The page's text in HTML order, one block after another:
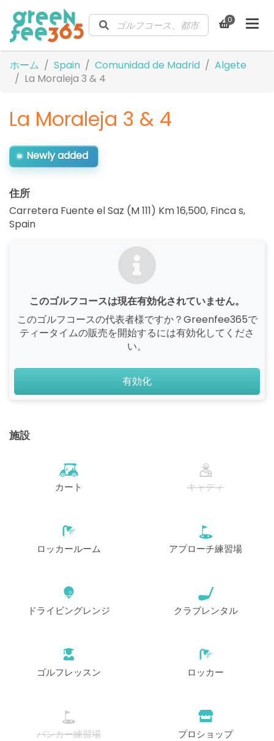
0
ホーム Spain Comunidad de Madrid
Algete
La Moraleja 3 & 4
La Moraleja 3 & 4
Newly added
住所
Carretera Fuente el Saz (M 111) Km 16,500, Finca s,
Spain
このゴルフコースは現在有効化されていません。
このゴルフコースの代表者様ですか？Greenfee365で
ティータイムの販売を開始するには有効化してくださ
い。
有効化
施設
カート キャディ
ロッカールーム アプローチ練習場
ドライビングレンジ クラブレンタル
ゴルフレッスン ロッカー
バンカー練習場 プロショップ